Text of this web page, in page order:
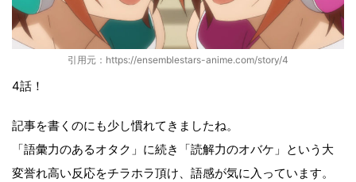
引用元：https://ensemblestars-anime.com/story/4
4話！
記事を書くのにも少し慣れてきましたね。
「語彙力のあるオタク」に続き「読解力のオバケ」という大
変誉れ高い反応をチラホラ頂け、語感が気に入っています。